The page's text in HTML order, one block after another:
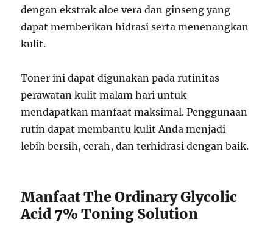
dengan ekstrak aloe vera dan ginseng yang
dapat memberikan hidrasi serta menenangkan
kulit.
Toner ini dapat digunakan pada rutinitas
perawatan kulit malam hari untuk
mendapatkan manfaat maksimal. Penggunaan
rutin dapat membantu kulit Anda menjadi
lebih bersih, cerah, dan terhidrasi dengan baik.
Manfaat The Ordinary Glycolic
Acid 7% Toning Solution